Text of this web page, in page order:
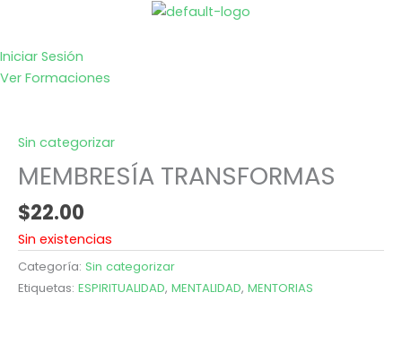
contenido
Iniciar Sesión
Ver Formaciones
Sin categorizar
MEMBRESÍA TRANSFORMAS
$22.00
Sin existencias
Categoría: Sin categorizar
Etiquetas: ESPIRITUALIDAD, MENTALIDAD, MENTORIAS